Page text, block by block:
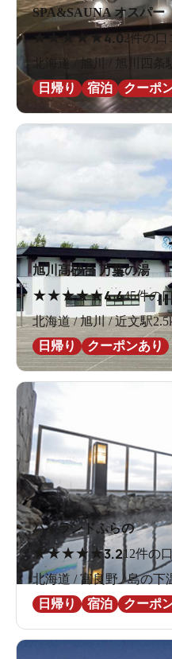
SPA&SAUNA オスパー
★★★★★4.02件の口
北海道 / 旭川 / 旭川四条
日帰り
宿泊 クーポ
旭川高砂台 万葉の湯
★★★★★4.445件の
北海道 / 旭川 / 近文駅
日帰り
クーポンあり
ハイランドふらの
★★★★★3.212件の
北海道 / 富良野 / 島の下
日帰り
宿泊 クーポ